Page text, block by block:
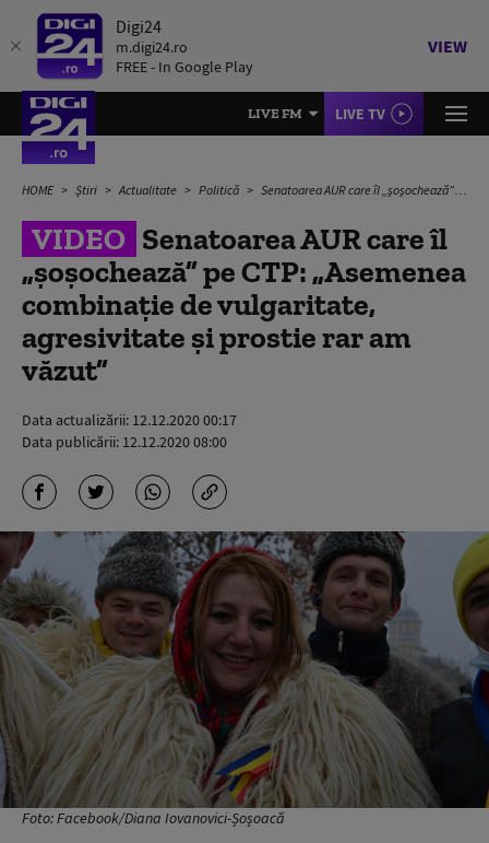
Digi24
m.digi24.ro
FREE - In Google Play
VIEW
LIVE FM LIVE TV
HOME Știri Actualitate Politică Senatoarea AUR care îl „șoșochează” pe CTP: „Asemenea combinație de vulgaritate, agresivitate și prostie rar am văzut”
VIDEO Senatoarea AUR care îl
„șoșochează” pe CTP: „Asemenea
combinație de vulgaritate,
agresivitate și prostie rar am
văzut”
Data actualizării: 12.12.2020 00:17
Data publicării: 12.12.2020 08:00
Foto: Facebook/Diana Iovanovici-Șoșoacă